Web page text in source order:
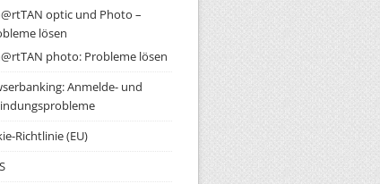
optic und Photo –
lösen
photo: Probleme lösen
Anmelde- und
Richtlinie (EU)